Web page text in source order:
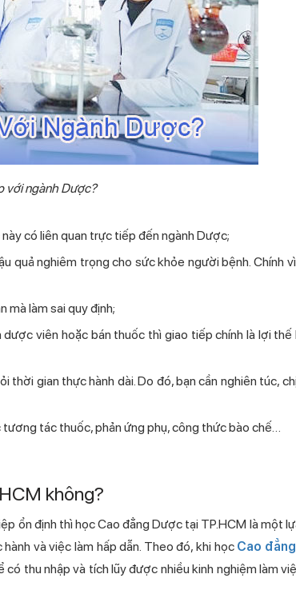
với ngành Dược?
có liên quan trực tiếp đến ngành Dược;
quả nghiêm trọng cho sức khỏe người bệnh. Chính
mà làm sai quy định;
viên hoặc bán thuốc thì giao tiếp chính là lợi thế
gian thực hành dài. Do đó, bạn cần nghiên túc,
tác thuốc, phản ứng phụ, công thức bào chế…
không?
ổn định thì học Cao đẳng Dược tại TP.HCM là một
và việc làm hấp dẫn. Theo đó, khi học Cao
thu nhập và tích lũy được nhiều kinh nghiệm làm